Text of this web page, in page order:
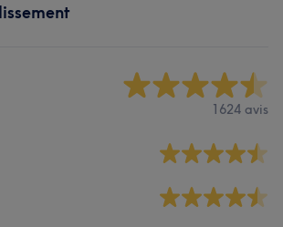
1624 avis